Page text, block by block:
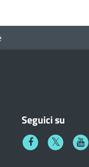
Seguici su
FacebookTwitter